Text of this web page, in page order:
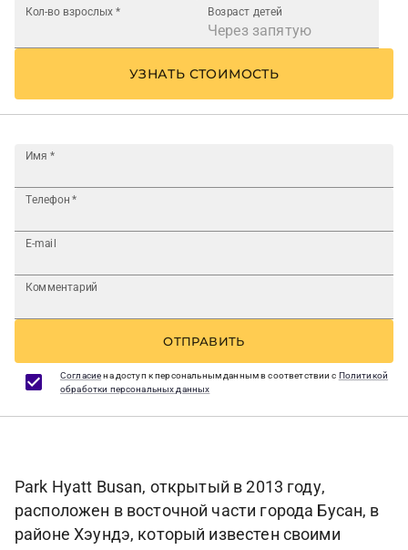
Кол-во взрослых * Возраст детей
УЗНАТЬ СТОИМОСТЬ
Имя *
Телефон *
E-mail
Комментарий
ОТПРАВИТЬ
Согласиена доступ к персональным данным в соответствии с Политикой
обработки персональных данных
Park Hyatt Busan, открытый в 2013 году,
расположен в восточной части города Бусан, в
районе Хэундэ, который известен своими